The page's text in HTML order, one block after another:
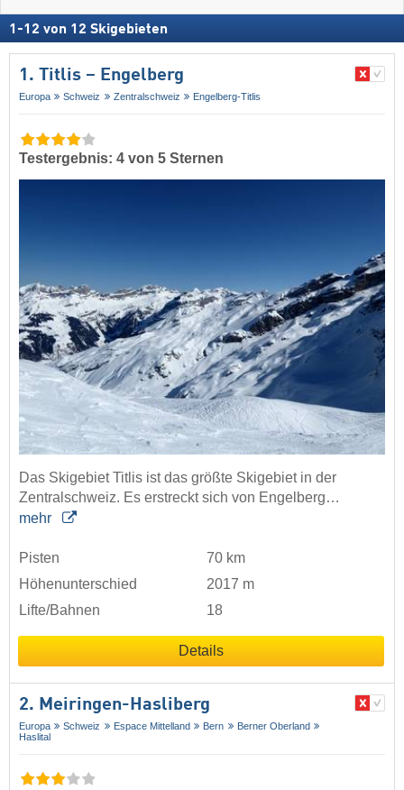
1 -12 von 12 Skigebieten
1. Titlis – Engelberg
Europa Schweiz Zentralschweiz Engelberg-Titlis
Testergebnis: 4 von 5 Sternen
Das Skigebiet Titlis ist das größte Skigebiet in der
Zentralschweiz. Es erstreckt sich von Engelberg…
mehr
Pisten
70 km
Höhenunterschied
2017 m
Lifte/Bahnen
18
Details
2. Meiringen-Hasliberg
Europa Schweiz Espace Mittelland Bern
Berner Oberland
Haslital